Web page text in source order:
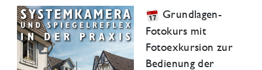
Grundlagen-
Fotokurs mit
Fotoexkursion zur
Bedienung der